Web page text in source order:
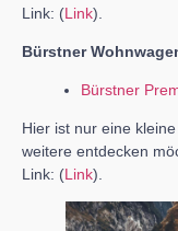
Link: (Link).
Bürstner
Bürstner
Hier ist nur eine
weitere entdecken
Link: (Link).